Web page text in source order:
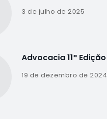
3 de julho de 2025
Advocacia 11ª Edição
19 de dezembro de 2024